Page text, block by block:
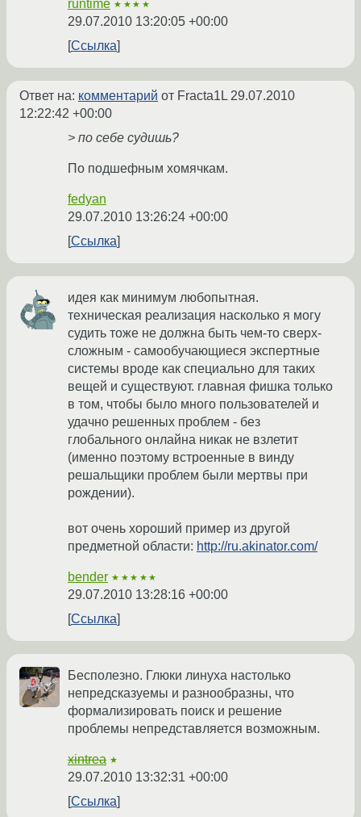
runtime ★★★★
29.07.2010 13:20:05 +00:00
Ссылка
Ответ на: комментарий от Fracta1L 29.07.2010
12:22:42 +00:00
> по себе судишь?
По подшефным хомячкам.
fedyan
29.07.2010 13:26:24 +00:00
Ссылка
идея как минимум любопытная.
техническая реализация насколько я могу
судить тоже не должна быть чем-то сверх-
сложным - самообучающиеся экспертные
системы вроде как специально для таких
вещей и существуют. главная фишка только
в том, чтобы было много пользователей и
удачно решенных проблем - без
глобального онлайна никак не взлетит
(именно поэтому встроенные в винду
решальщики проблем были мертвы при
рождении).
вот очень хороший пример из другой
предметной области: http://ru.akinator.com/
bender ★★★★★
29.07.2010 13:28:16 +00:00
Ссылка
Бесполезно. Глюки линуха настолько
непредсказуемы и разнообразны, что
формализировать поиск и решение
проблемы непредставляется возможным.
xintrea ★
29.07.2010 13:32:31 +00:00
Ссылка